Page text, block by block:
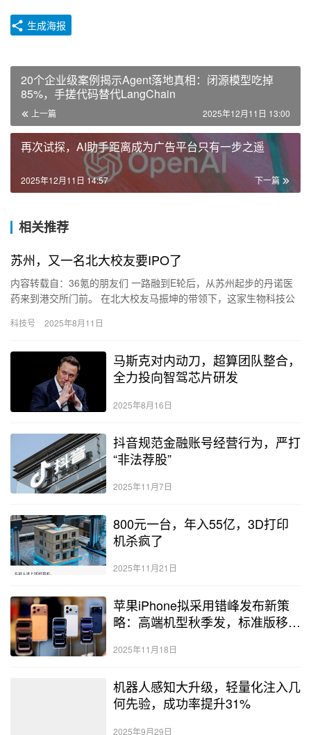
生成海报
20个企业级案例揭示Agent落地真相：闭源模型吃掉
85%，手搓代码替代LangChain
上一篇 2025年12月11日 13:00
再次试探，AI助手距离成为广告平台只有一步之遥
下一篇
2025年12月11日 14:57
相关推荐
苏州，又一名北大校友要IPO了
内容转载自：36氪的朋友们 一路融到E轮后，从苏州起步的丹诺医
药来到港交所门前。 在北大校友马振坤的带领下，这家生物科技公
研…
科技号 2025年8月11日
马斯克对内动刀，超算团队整合，
全力投向智驾芯片研发
2025年8月16日
抖音规范金融账号经营行为，严打
“非法荐股”
2025年11月7日
800元一台，年入55亿，3D打印
机杀疯了
2025年11月21日
苹果iPhone拟采用错峰发布新策
略：高端机型秋季发，标准版移至
2025年11月18日
机器人感知大升级，轻量化注入几
何先验，成功率提升31%
2025年9月29日